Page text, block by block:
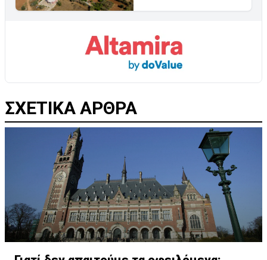
ΣΧΕΤΙΚΑ ΑΡΘΡΑ